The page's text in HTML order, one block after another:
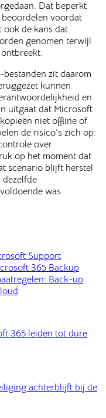
Dat beperkt
voordat
de kans dat
genomen terwijl
zit daarom
kunnen
en
uitgaat dat Microsoft
niet offline of
de risico’s zich op:
over
op het moment dat
scenario blijft herstel
was
Support
365 Backup
Back-up
365 leiden tot dure
achterblijft bij de